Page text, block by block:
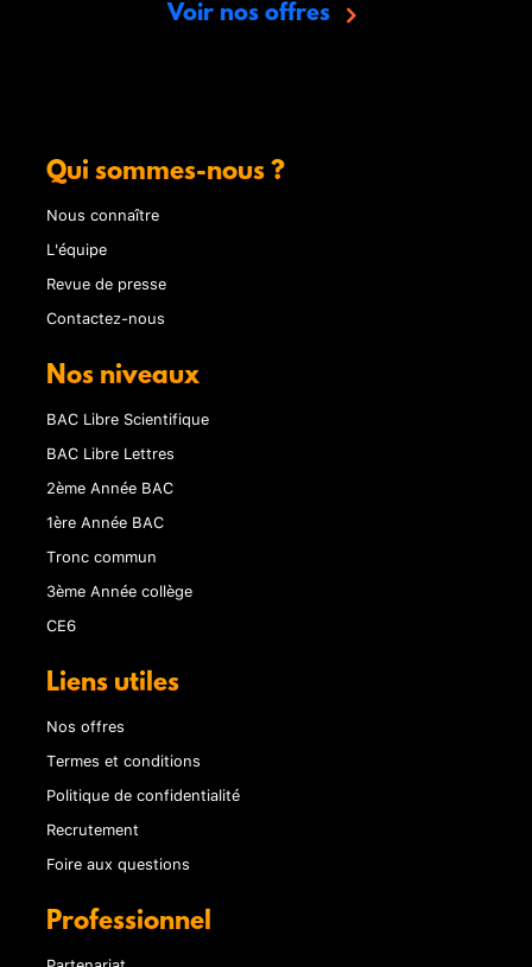
Voir nos offres
Qui sommes-nous ?
Nous connaître
L'équipe
Revue de presse
Contactez-nous
Nos niveaux
BAC Libre Scientifique
BAC Libre Lettres
2ème Année BAC
1ère Année BAC
Tronc commun
3ème Année collège
CE6
Liens utiles
Nos offres
Termes et conditions
Politique de confidentialité
Recrutement
Foire aux questions
Professionnel